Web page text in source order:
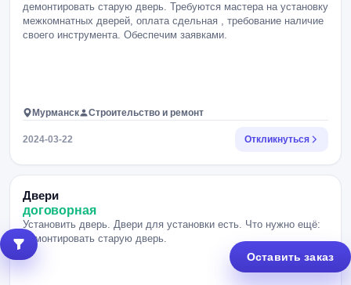
демонтировать старую дверь. Требуются мастера на установку
межкомнатных дверей, оплата сдельная , требование наличие
своего инструмента. Обеспечим заявками.
Мурманск Строительство и ремонт
2024-03-22 Откликнуться
Двери
договорная
Установить дверь. Двери для установки есть. Что нужно ещё:
демонтировать старую дверь.
Оставить заказ